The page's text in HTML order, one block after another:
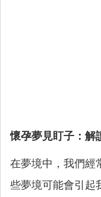
懷孕夢見盯子：解
在夢境中，我們經
些夢境可能會引起